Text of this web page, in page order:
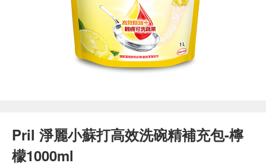
Pril 淨麗小蘇打高效洗碗精補充包-檸
檬1000ml